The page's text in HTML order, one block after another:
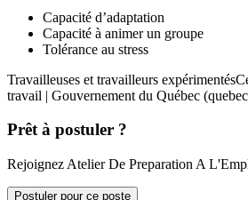
Capacité d’adaptation
Capacité à animer un groupe
Tolérance au stress
Travailleuses et travailleurs
travail | Gouvernement du Québec
Prêt à postuler ?
Rejoignez Atelier De Preparation A
Postuler pour ce poste